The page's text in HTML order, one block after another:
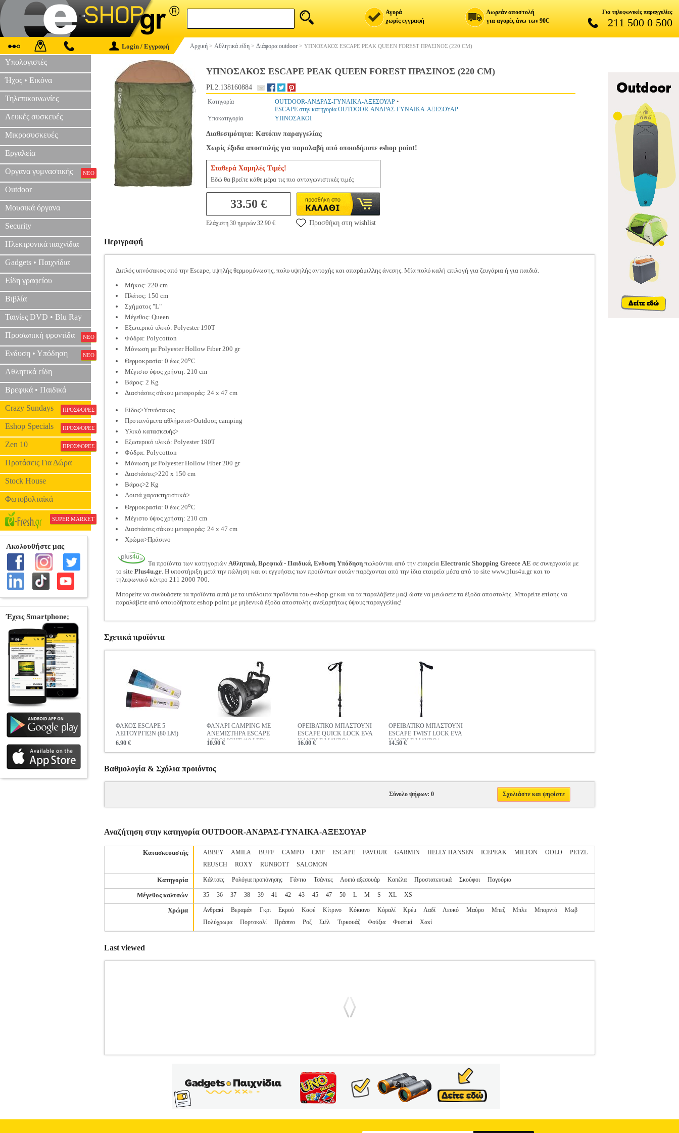
Αγορά
χωρίς εγγραφή
Δωρεάν αποστολή
για αγορές άνω των 90€
Για τηλεφωνικές παραγγελίες
211 500 0 500
Login / Εγγραφή Αρχική > Αθλητικά είδη > Διάφορα outdoor > ΥΠΝΟΣΑΚΟΣ ESCAPE PEAK QUEEN FOREST ΠΡΑΣΙΝΟΣ (220 CM)
Υπολογιστές
Ήχος • Εικόνα
Τηλεπικοινωνίες
Λευκές συσκευές
Μικροσυσκευές
Εργαλεία
Οργανα γυμναστικής ΝΕΟ
Outdoor
Μουσικά όργανα
Security
Ηλεκτρονικά παιχνίδια
Gadgets • Παιχνίδια
Είδη γραφείου
Βιβλία
Ταινίες DVD • Blu Ray
Προσωπική φροντίδα ΝΕΟ
Ενδυση • Υπόδηση ΝΕΟ
Αθλητικά είδη
Βρεφικά • Παιδικά
Crazy Sundays ΠΡΟΣΦΟΡΕΣ
Eshop Specials ΠΡΟΣΦΟΡΕΣ
Zen 10 ΠΡΟΣΦΟΡΕΣ
Προτάσεις Για Δώρα
Stock House
Φωτοβολταϊκά
SUPER MARKET
ΥΠΝΟΣΑΚΟΣ ESCAPE PEAK QUEEN FOREST ΠΡΑΣΙΝΟΣ (220 CM)
PL2.138160884
Κατηγορία OUTDOOR-ΑΝΔΡΑΣ-ΓΥΝΑΙΚΑ-ΑΞΕΣΟΥΑΡ •
ESCAPE στην κατηγορία OUTDOOR-ΑΝΔΡΑΣ-ΓΥΝΑΙΚΑ-ΑΞΕΣΟΥΑΡ
Υποκατηγορία
ΥΠΝΟΣΑΚΟΙ
Διαθεσιμότητα: Κατόπιν παραγγελίας
Χωρίς έξοδα αποστολής για παραλαβή από οποιοδήποτε eshop point!
Σταθερά Χαμηλές Τιμές!
Εδώ θα βρείτε κάθε μέρα τις πιο ανταγωνιστικές τιμές
33.50 €
Ελάχιστη 30 ημερών 32.90 € Προσθήκη στη wishlist
Περιγραφή
Διπλός υπνόσακος από την Escape, υψηλής θερμομόνωσης, πολυ υψηλής αντοχής και απαράμιλλης άνεσης. Μία πολύ καλή επιλογή για ζευγάρια ή για παιδιά.
Μήκος: 220 cm
Πλάτος: 150 cm
Σχήματος "L"
Μέγεθος: Queen
Εξωτερικό υλικό: Polyester 190T
Φόδρα: Polycotton
Μόνωση με Polyester Hollow Fiber 200 gr
Θερμοκρασία: 0 έως 20oC
Μέγιστο ύψος χρήστη: 210 cm
Βάρος: 2 Kg
Διαστάσεις σάκου μεταφοράς: 24 x 47 cm
Είδος>Υπνόσακος
Προτεινόμενα αθλήματα>Outdoor, camping
Υλικό κατασκευής>
Εξωτερικό υλικό: Polyester 190T
Φόδρα: Polycotton
Μόνωση με Polyester Hollow Fiber 200 gr
Διαστάσεις>220 x 150 cm
Βάρος>2 Kg
Λοιπά χαρακτηριστικά>
Θερμοκρασία: 0 έως 20oC
Μέγιστο ύψος χρήστη: 210 cm
Διαστάσεις σάκου μεταφοράς: 24 x 47 cm
Χρώμα>Πράσινο
Τα προϊόντα των κατηγοριών Αθλητικά, Βρεφικά - Παιδικά, Ενδυση Υπόδηση πωλούνται από την εταιρεία Electronic Shopping Greece ΑΕ σε συνεργασία με
το site Plus4u.gr . Η υποστήριξη μετά την πώληση και οι εγγυήσεις των προϊόντων αυτών παρέχονται από την ίδια εταιρεία μέσα από το site www.plus4u.gr και το
τηλεφωνικό κέντρο 211 2000 700.
Μπορείτε να συνδυάσετε τα προϊόντα αυτά με τα υπόλοιπα προϊόντα του e-shop.gr και να τα παραλάβετε μαζί ώστε να μειώσετε τα έξοδα αποστολής. Μπορείτε επίσης να
παραλάβετε από οποιοδήποτε eshop point με μηδενικά έξοδα αποστολής ανεξαρτήτως ύψους παραγγελίας!
Σχετικά προϊόντα
ΦΑΚΟΣ ESCAPE 5
ΛΕΙΤΟΥΡΓΙΩΝ (80 LM)
6.90 €
ΦΑΝΑΡΙ CAMPING ΜΕ
ΑΝΕΜΙΣΤΗΡΑ ESCAPE
AEROLIGHT (18 LED)
10.90 €
ΟΡΕΙΒΑΤΙΚΟ ΜΠΑΣΤΟΥΝΙ
ESCAPE QUICK LOCK EVA
HANDLE ΜΑΥΡΟ/
16.00 €
ΟΡΕΙΒΑΤΙΚΟ ΜΠΑΣΤΟΥΝΙ
ESCAPE TWIST LOCK EVA
HANDLE ΜΑΥΡΟ/
14.50 €
Βαθμολογία & Σχόλια προιόντος
Σύνολο ψήφων: 0 Σχολιάστε και ψηφίστε
Αναζήτηση στην κατηγορία OUTDOOR-ΑΝΔΡΑΣ-ΓΥΝΑΙΚΑ-ΑΞΕΣΟΥΑΡ
Κατασκευαστής ABBEY AMILA BUFF CAMPO CMP ESCAPE FAVOUR GARMIN HELLY HANSEN ICEPEAK MILTON ODLO
PETZL
REUSCH
ROXY RUNBOTT SALOMON
Κατηγορία Κάλτσες Ρολόγια προπόνησης Γάντια Τσάντες Λοιπά αξεσουάρ Καπέλα Προστατευτικά Σκούφοι Παγούρια
Μέγεθος καλτσών 35 36 37 38 39 41 42 43 45 47 50 L M S XL XS
Χρώμα Ανθρακί Βεραμάν Γκρι Εκρού Καφέ Κίτρινο Κόκκινο Κόραλί Κρέμ Λαδί Λευκό Μαύρο Μπεζ Μπλε Μπορντό
Μωβ
Πολύχρωμα
Πορτοκαλί Πράσινο Ροζ Σιέλ Τιρκουάζ Φούξια Φυστικί Χακί
Last viewed
Κατηγορία: OUTDOOR-ΑΝΔΡΑΣ-ΓΥΝΑΙΚΑ-ΑΞΕΣΟΥΑΡ •ESCAPE στην κατηγορία OUTDOOR-ΑΝΔΡΑΣ-ΓΥΝΑΙΚΑ-
ΑΞΕΣΟΥΑΡ Διπλός υπνόσακος από την Escape, υψηλής θερμομόνωσης, πολυ υψηλής αντοχής και απαράμιλλης άνεσης. Μία πολύ καλή επιλογή για ζευγάρια
ή για παιδιά. • Μήκος: 220 cm• Πλάτος: 150 cm• Σχήματος "L"• Μέγεθος: Queen• Εξωτερικό υλικό: Polyester 190T• Φόδρα: Polycotton• Μόνωση με Polyester
Hollow Fiber 200 gr• Θερμοκρασία: 0 έως 20oC• Μέγιστο ύψος χρήστη: 210 cm• Βάρος: 2 Kg• Διαστάσεις σάκου μεταφοράς: 24 x 47 cm •
Είδος>Υπνόσακος• Προτεινόμενα αθλήματα>Outdoor, camping• Υλικό κατασκευής>• Εξωτερικό υλικό: Polyester 190T• Φόδρα: Polycotton• Μόνωση με